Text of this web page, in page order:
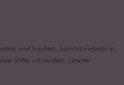
und hacken. Lauchzwiebeln in
Stifte schneiden. Limette